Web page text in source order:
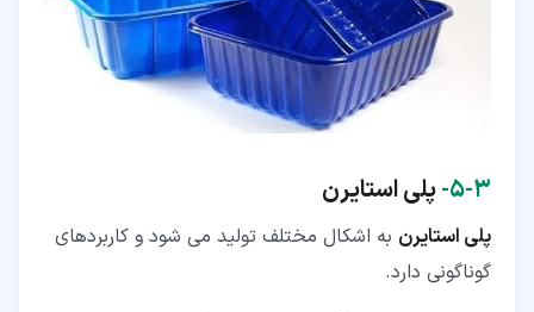
۳‏-‏۵‏- پلی استایرن
پلی استایرن به اشکال مختلف تولید می شود و کاربردهای
گوناگونی دارد.